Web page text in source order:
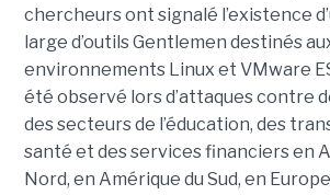
chercheurs ont signalé l’existence
large d’outils Gentlemen destinés
environnements Linux et VMware
été observé lors d’attaques contre
des secteurs de l’éducation, des
santé et des services financiers en
Nord, en Amérique du Sud, en